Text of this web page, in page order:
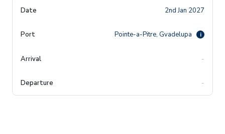
2nd Jan 2027
Pointe-a-Pitre, Gvadelupa i
-
-